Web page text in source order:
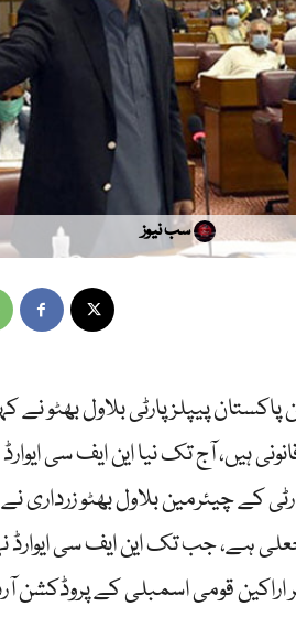
سب نیوز
پاکستان پیپلزپارٹی بلاول
ہیں، آج تک نیا این ایف سی
کے چیئرمین بلاول بھٹو
ہے، جب تک این ایف سی ایوارڈ
اراکین قومی اسمبلی کے پروڈکشن